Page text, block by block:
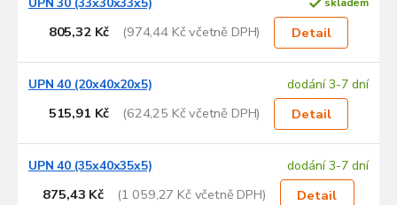
d
ů
805,32 Kč (974,44 Kč včetně DPH) Detail
UPN 40 (20x40x20x5) dodání 3-7 dní
515,91 Kč (624,25 Kč včetně DPH) Detail
UPN 40 (35x40x35x5) dodání 3-7 dní
875,43 Kč (1 059,27 Kč včetně DPH) Detail